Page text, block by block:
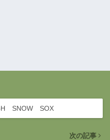
SNOW SOX
次の記事